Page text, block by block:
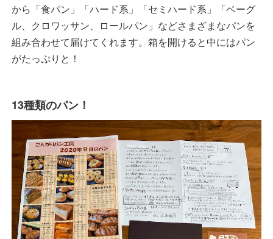
から「食パン」「ハード系」「セミハード系」「ベーグ
ル、クロワッサン、ロールパン」などさまざまなパンを
組み合わせて届けてくれます。箱を開けると中にはパン
がたっぷりと！
13種類のパン！